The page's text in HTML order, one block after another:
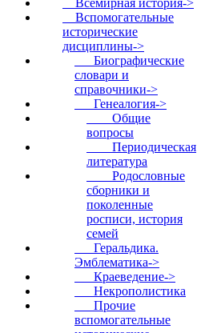
Всемирная история->
Вспомогательные
исторические
дисциплины->
Биографические
словари и
справочники->
Генеалогия->
Общие
вопросы
Периодическая
литература
Родословные
сборники и
поколенные
росписи, история
семей
Геральдика.
Эмблематика->
Краеведение->
Некрополистика
Прочие
вспомогательные